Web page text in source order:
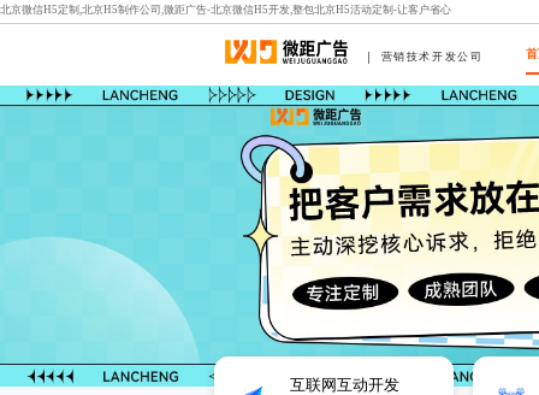
北京微信H5定制,北京H5制作公司,微距广告-北京微信H5开发,整包北京H5活动定制-让客户省心
营销技术开发公司
互联网互动开发